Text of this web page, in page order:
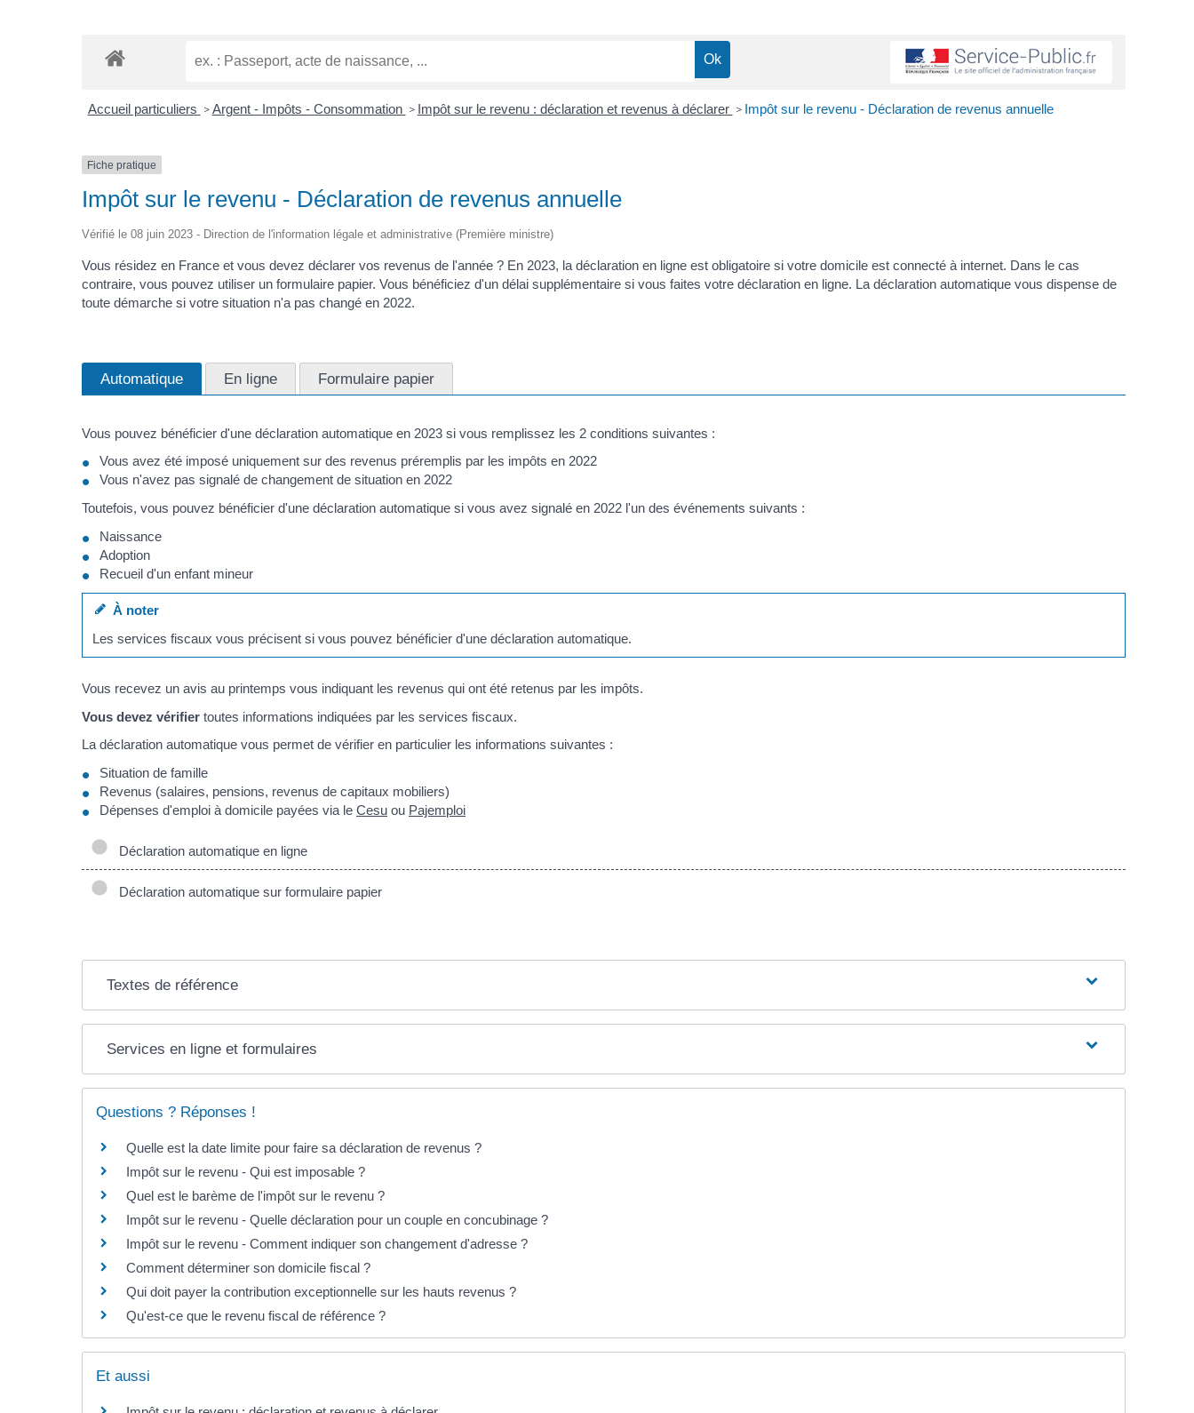
Accueil particuliers > Argent - Impôts - Consommation > Impôt sur le revenu : déclaration et revenus à déclarer > Impôt sur le revenu - Déclaration de revenus annuelle
Fiche pratique
Impôt sur le revenu - Déclaration de revenus annuelle
Vérifié le 08 juin 2023 - Direction de l'information légale et administrative (Première ministre)
Vous résidez en France et vous devez déclarer vos revenus de l'année ? En 2023, la déclaration en ligne est obligatoire si votre domicile est connecté à internet. Dans le cas
contraire, vous pouvez utiliser un formulaire papier. Vous bénéficiez d'un délai supplémentaire si vous faites votre déclaration en ligne. La déclaration automatique vous dispense de
toute démarche si votre situation n'a pas changé en 2022.
Automatique En ligne Formulaire papier
Vous pouvez bénéficier d'une déclaration automatique en 2023 si vous remplissez les 2 conditions suivantes :
Vous avez été imposé uniquement sur des revenus préremplis par les impôts en 2022
Vous n'avez pas signalé de changement de situation en 2022
Toutefois, vous pouvez bénéficier d'une déclaration automatique si vous avez signalé en 2022 l'un des événements suivants :
Naissance
Adoption
Recueil d'un enfant mineur
À noter
Les services fiscaux vous précisent si vous pouvez bénéficier d'une déclaration automatique.
Vous recevez un avis au printemps vous indiquant les revenus qui ont été retenus par les impôts.
Vous devez vérifier toutes informations indiquées par les services fiscaux.
La déclaration automatique vous permet de vérifier en particulier les informations suivantes :
Situation de famille
Revenus (salaires, pensions, revenus de capitaux mobiliers)
Dépenses d'emploi à domicile payées via le Cesu ou Pajemploi
Déclaration automatique en ligne
Déclaration automatique sur formulaire papier
Textes de référence
Services en ligne et formulaires
Questions ? Réponses !
Quelle est la date limite pour faire sa déclaration de revenus ?
Impôt sur le revenu - Qui est imposable ?
Quel est le barème de l'impôt sur le revenu ?
Impôt sur le revenu - Quelle déclaration pour un couple en concubinage ?
Impôt sur le revenu - Comment indiquer son changement d'adresse ?
Comment déterminer son domicile fiscal ?
Qui doit payer la contribution exceptionnelle sur les hauts revenus ?
Qu'est-ce que le revenu fiscal de référence ?
Et aussi